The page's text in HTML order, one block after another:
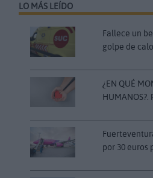
LO MÁS LEÍDO
Fallece un
golpe de
¿EN QUÉ
por 30 euros